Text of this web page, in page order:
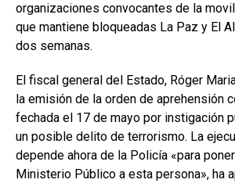
organizaciones convocantes de la
que mantiene bloqueadas La Paz y El
dos semanas.
El fiscal general del Estado, Róger
la emisión de la orden de aprehensión
fechada el 17 de mayo por instigación
un posible delito de terrorismo. La
depende ahora de la Policía «para
Ministerio Público a esta persona», ha